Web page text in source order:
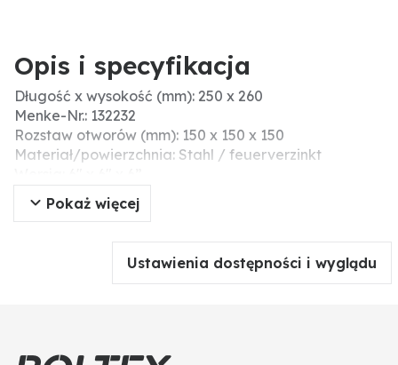
Opis i specyfikacja
Długość x wysokość (mm): 250 x 260
Menke-Nr.: 132232
Rozstaw otworów (mm): 150 x 150 x 150
Materiał/powierzchnia: Stahl / feuerverzinkt
Pokaż więcej
Ustawienia dostępności i wyglądu